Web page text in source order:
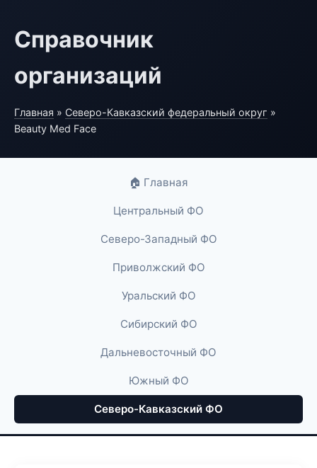
Справочник
организаций
Главная » Северо-Кавказский федеральный округ »
Beauty Med Face
🏠 Главная
Центральный ФО
Северо-Западный ФО
Приволжский ФО
Уральский ФО
Сибирский ФО
Дальневосточный ФО
Южный ФО
Северо-Кавказский ФО